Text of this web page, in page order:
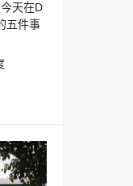
天在D
五件事
超过1